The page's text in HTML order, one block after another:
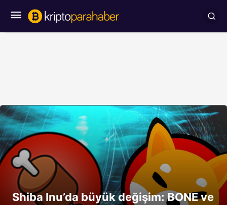
Shiba Inu’da büyük değişim: BONE ve